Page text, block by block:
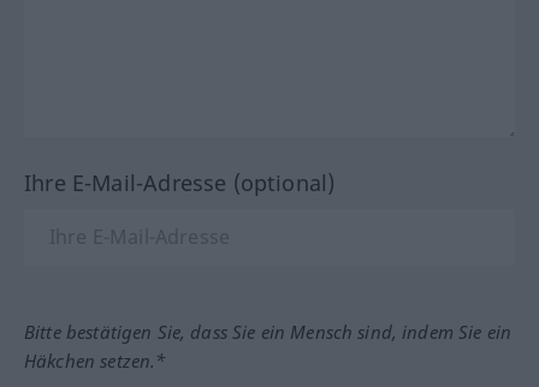
Ihre E-Mail-Adresse (optional)
Bitte bestätigen Sie, dass Sie ein Mensch sind, indem Sie ein
Häkchen setzen.*